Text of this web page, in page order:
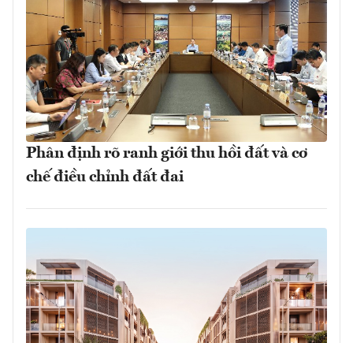
Phân định rõ ranh giới thu hồi đất và cơ
chế điều chỉnh đất đai